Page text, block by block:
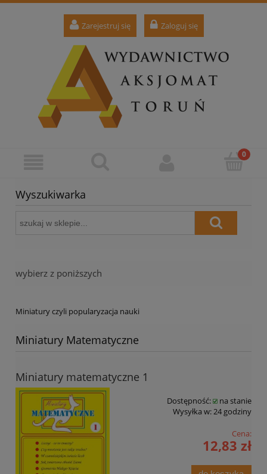
Zarejestruj się Zaloguj się
Wyszukiwarka
wybierz z poniższych
Miniatury czyli popularyzacja nauki
Miniatury Matematyczne
Miniatury matematyczne 1
Dostępność:
na stanie
Wysyłka w: 24 godziny
Cena:
12,83 zł